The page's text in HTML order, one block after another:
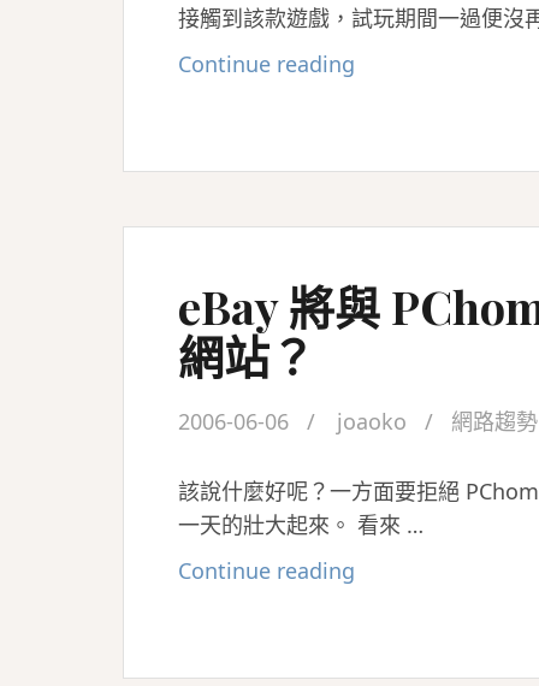
接觸到該款遊戲，試玩期間一過便沒
Continue reading
緣
於
改
為
模
eBay 將與
網站？
2006-06-06 joaoko 網路趨勢
該說什麼好呢？一方面要拒絕
一天的壯大起來。 看來 …
Continue reading
PChome